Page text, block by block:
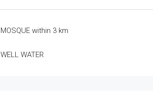
MOSQUE within 3 km
WELL WATER